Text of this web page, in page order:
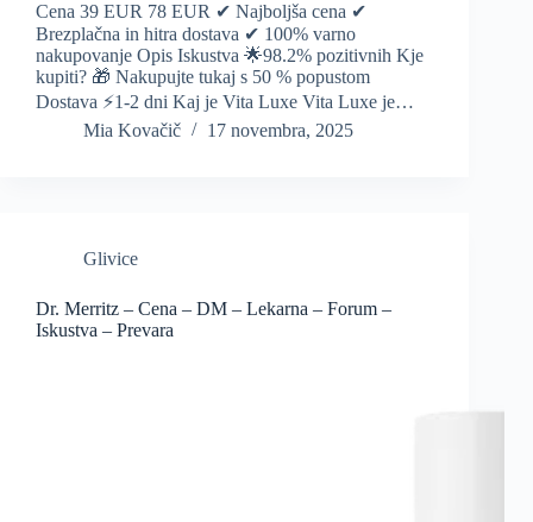
Cena 39 EUR 78 EUR ✔ Najboljša cena ✔
Brezplačna in hitra dostava ✔ 100% varno
nakupovanje Opis Iskustva 🌟98.2% pozitivnih Kje
kupiti? 🎁 Nakupujte tukaj s 50 % popustom
Dostava ⚡️1-2 dni Kaj je Vita Luxe Vita Luxe je…
Mia Kovačič
17 novembra, 2025
Glivice
Dr. Merritz – Cena – DM – Lekarna – Forum –
Iskustva – Prevara